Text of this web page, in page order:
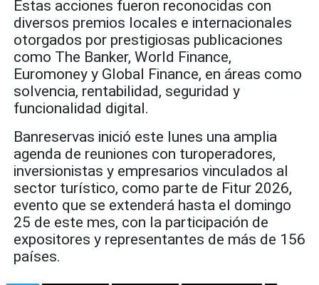
Estas acciones fueron reconocidas con
diversos premios locales e internacionales
otorgados por prestigiosas publicaciones
como The Banker, World Finance,
Euromoney y Global Finance, en áreas como
solvencia, rentabilidad, seguridad y
funcionalidad digital.
Banreservas inició este lunes una amplia
agenda de reuniones con turoperadores,
inversionistas y empresarios vinculados al
sector turístico, como parte de Fitur 2026,
evento que se extenderá hasta el domingo
25 de este mes, con la participación de
expositores y representantes de más de 156
países.